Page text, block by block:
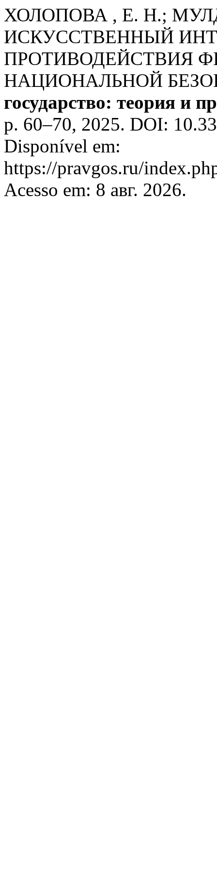
ХОЛОПОВА , Е. Н.;
ИСКУССТВЕННЫЙ
ПРОТИВОДЕЙСТВИЯ
НАЦИОНАЛЬНОЙ
государство: теория и
p. 60–70, 2025. DOI:
Disponível em:
https://pravgos.ru/
Acesso em: 8 авг. 2026.